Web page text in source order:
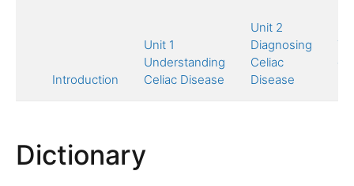
Introduction
Unit 1
Understanding
Celiac Disease
Unit 2
Diagnosing
Celiac
Disease
of
Dictionary